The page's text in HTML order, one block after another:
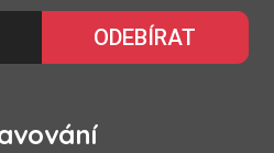
ODEBÍRAT